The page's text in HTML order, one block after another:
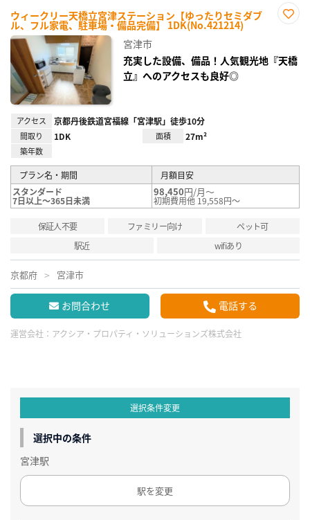
ウィークリー天橋立宮津ステーション【ゆったりセミダブ
ル、フル家電、駐車場・備品完備】 1DK(No.421214)
録
宮津市
充実した設備、備品！人気観光地『天橋
立』へのアクセスも良好◎
アクセス 京都丹後鉄道宮福線「宮津駅」徒歩10分
間取り 1DK 面積 27m²
築年数
プラン名・期間
月額目安
スタンダード
7日以上～365日未満
98,450円/月～
初期費用他 19,558円～
保証人不要 ファミリー向け
ペット可
駅近
wifiあり
京都府 宮津市
お問合わせ 電話する
運営会社： アクシア・プロパティ・ソリューションズ株式会社
選択条件変更
選択中の条件
宮津駅
駅を変更